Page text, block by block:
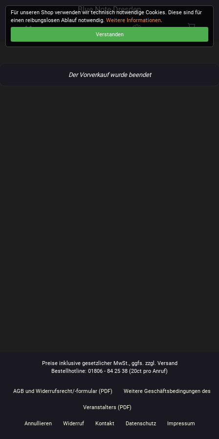
Blue Note Dresden
Der Vorverkauf wurde beendet
Für unseren Shop verwenden wir technisch notwendige Cookies. Diese sind für
einen reibungslosen Ablauf notwendig.Weitere Informationen.
Verstanden
Preise inklusive gesetzlicher MwSt., ggfs. zzgl. Versand
Bestellhotline: 01806 - 84 25 38 (20ct pro Anruf)
AGB und Widerrufsrecht/-formular (PDF) Weitere Geschäftsbedingungen des
Veranstalters (PDF)
Annullieren Widerruf Kontakt Datenschutz Impressum